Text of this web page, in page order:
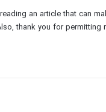
ت
:
an article that can
thank you for permitting